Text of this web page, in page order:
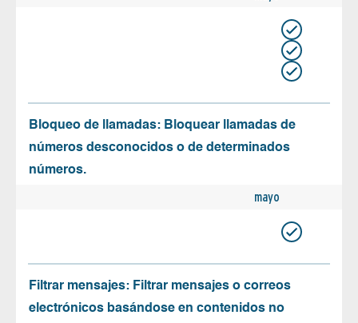
Bloqueo de llamadas: Bloquear llamadas de
números desconocidos o de determinados
números.
mayo
Filtrar mensajes: Filtrar mensajes o correos
electrónicos basándose en contenidos no